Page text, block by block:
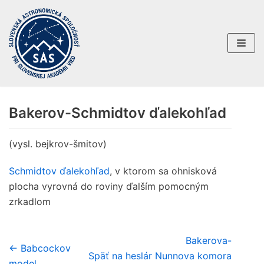
Preskočiť
na
obsah
Bakerov-Schmidtov ďalekohľad
(vysl. bejkrov-šmitov)
Schmidtov ďalekohľad, v ktorom sa ohnisková
plocha vyrovná do roviny ďalším pomocným
zrkadlom
← Babcockov
Späť na heslár
Bakerova-
Nunnova komora